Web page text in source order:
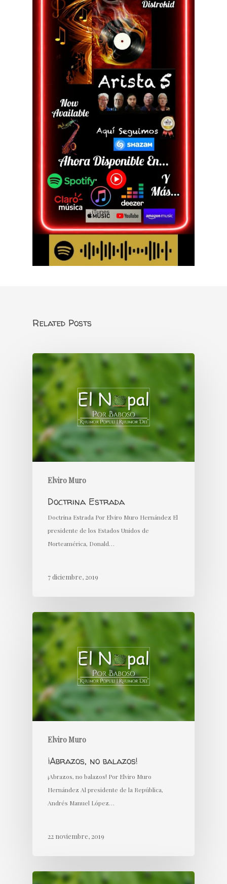
Related Posts
Elviro Muro
Doctrina Estrada
Doctrina Estrada Por Elviro Muro Hernández El
presidente de los Estados Unidos de
Norteamérica, Donald…
7 diciembre, 2019
Elviro Muro
¡Abrazos, no balazos!
¡Abrazos, no balazos! Por Elviro Muro
Hernández Al presidente de la República,
Andrés Manuel López…
22 noviembre, 2019